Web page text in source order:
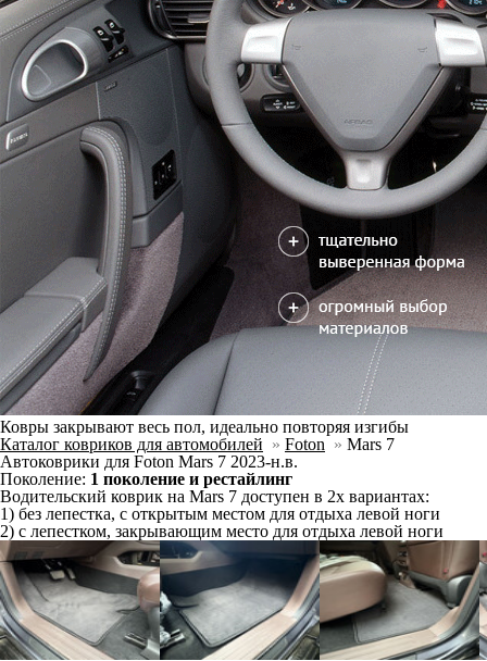
Ковры закрывают весь пол, идеально повторяя изгибы
Каталог ковриков для автомобилей » Foton » Mars 7
Автоковрики для Foton Mars 7 2023-н.в.
Поколение: 1 поколение и рестайлинг
Водительский коврик на Mars 7 доступен в 2х вариантах:
1) без лепестка, с открытым местом для отдыха левой ноги
2) с лепестком, закрывающим место для отдыха левой ноги